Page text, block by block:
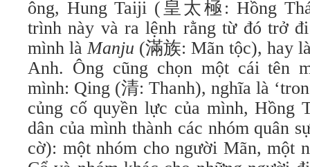
ông, Hung Taiji (皇太極: Hồng
trình này và ra lệnh rằng từ đó trở
mình làManju (滿族: Mãn tộc), hay
Anh. Ông cũng chọn một cái tên
mình: Qing (清: Thanh), nghĩa là
củng cố quyền lực của mình, Hồng
dân của mình thành các nhóm quân
cờ): một nhóm cho người Mãn, một